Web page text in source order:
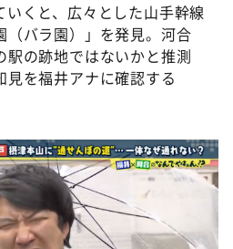
くと、広々とした山手幹線
（バラ園）」を発見。河合
駅の跡地ではないかと推測
見を福井アナに確認する